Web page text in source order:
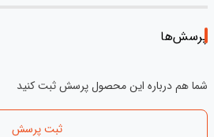
پرسش‌ها
شما هم درباره این محصول پرسش ثبت کنید
ثبت پرسش